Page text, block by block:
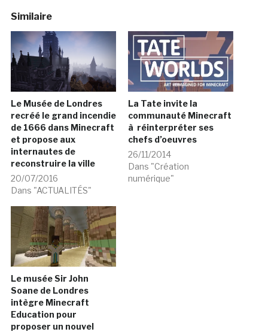
Similaire
Le Musée de Londres
recréé le grand incendie
de 1666 dans Minecraft
et propose aux
internautes de
reconstruire la ville
20/07/2016
Dans "ACTUALITÉS"
La Tate invite la
communauté Minecraft
à réinterpréter ses
chefs d’oeuvres
26/11/2014
Dans "Création
numérique"
Le musée Sir John
Soane de Londres
intègre Minecraft
Education pour
proposer un nouvel